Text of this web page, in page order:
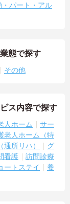
・パート・アル
態で探す
その他
ス内容で探す
人ホーム
サー
老人ホーム（特
通所リハ）
グ
看護
訪問診療
ートステイ
養